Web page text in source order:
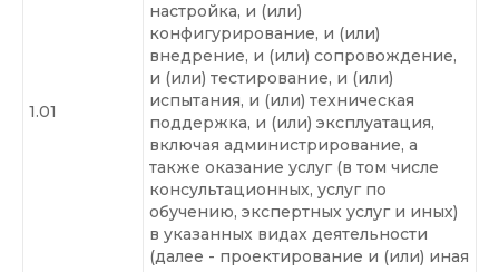
1.01
настройка, и (или)
конфигурирование, и (или)
внедрение, и (или) сопровождение,
и (или) тестирование, и (или)
испытания, и (или) техническая
поддержка, и (или) эксплуатация,
включая администрирование, а
также оказание услуг (в том числе
консультационных, услуг по
обучению, экспертных услуг и иных)
в указанных видах деятельности
(далее - проектирование и (или) иная